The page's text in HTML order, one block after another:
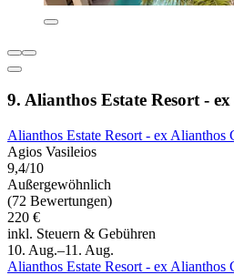
9. Alianthos Estate Resort -
Alianthos Estate Resort - ex Alianthos
Agios Vasileios
9,4/10
Außergewöhnlich
(72 Bewertungen)
220 €
inkl. Steuern & Gebühren
10. Aug.–11. Aug.
Alianthos Estate Resort - ex Alianthos